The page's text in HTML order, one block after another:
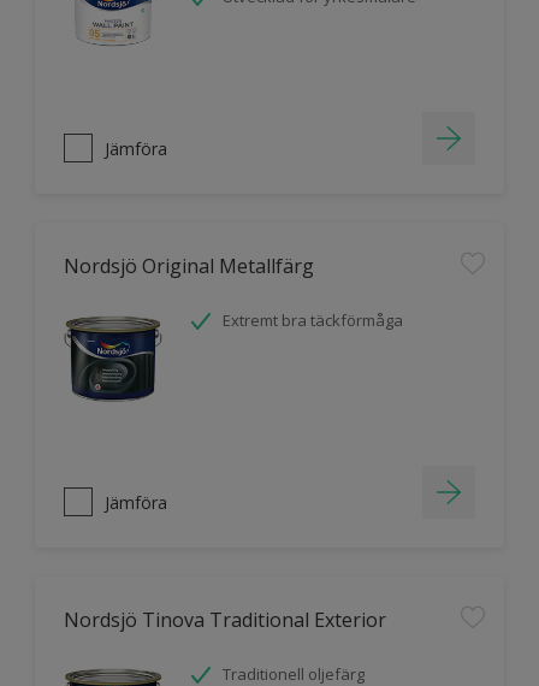
Jämföra
Nordsjö Original Metallfärg
Extremt bra täckförmåga
Jämföra
Nordsjö Tinova Traditional Exterior
Traditionell oljefärg